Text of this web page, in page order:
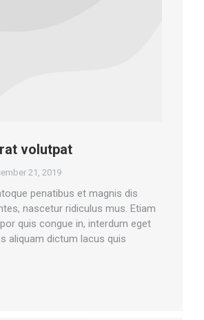
volutpat
21, 2019
penatibus et magnis dis
nascetur ridiculus mus. Etiam
quis congue in, interdum eget
aliquam dictum lacus quis